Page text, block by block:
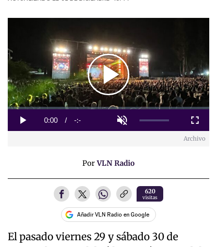
Play
Video
Play Unmute
Current
0:00 / Duration
-:-
Loaded:
Fullscreen
Archivo
PorVLN Radio
620
visitas
Añadir VLN Radio en Google
El pasado viernes 29 y sábado 30 de